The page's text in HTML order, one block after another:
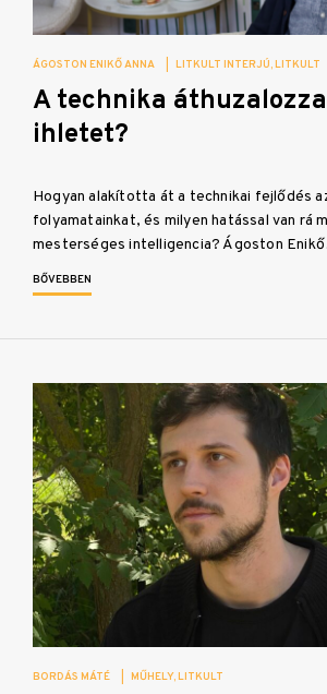
ÁGOSTON ENIKŐ ANNA LITKULT INTERJÚ LITKULT
A technika
ihletet?
Hogyan alakította át a technikai fejlődés
folyamatainkat, és milyen hatással van rá
mesterséges intelligencia? Ágoston
BŐVEBBEN
BORDÁS MÁTÉ MŰHELY LITKULT